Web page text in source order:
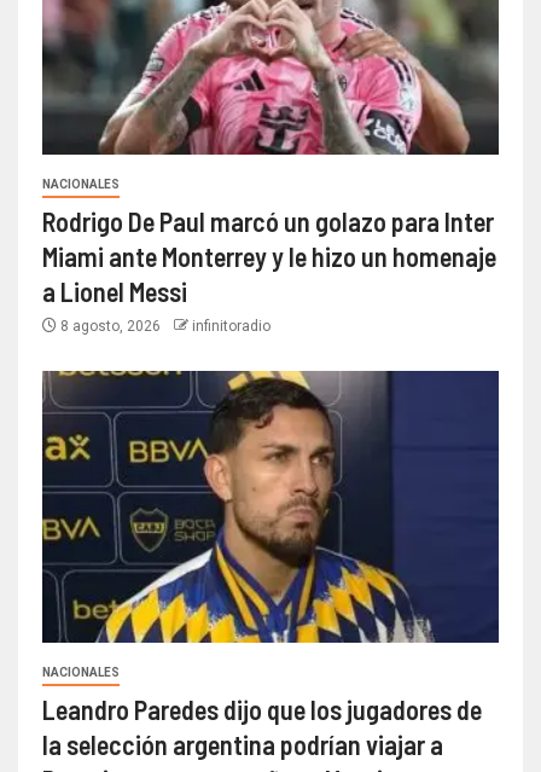
NACIONALES
Rodrigo De Paul marcó un golazo para Inter
Miami ante Monterrey y le hizo un homenaje
a Lionel Messi
8 agosto, 2026 infinitoradio
NACIONALES
Leandro Paredes dijo que los jugadores de
la selección argentina podrían viajar a